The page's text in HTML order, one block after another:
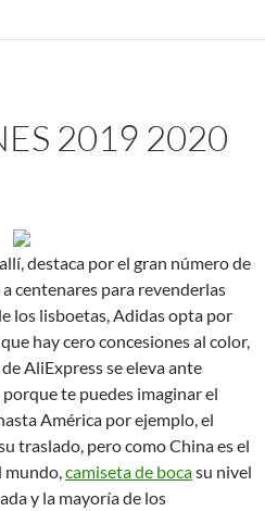
2019 2020
destaca por el gran número de
centenares para revenderlas
los lisboetas, Adidas opta por
que hay cero concesiones al color,
AliExpress se eleva ante
te puedes imaginar el
América por ejemplo, el
traslado, pero como China es el
camiseta de bocasu nivel
y la mayoría de los